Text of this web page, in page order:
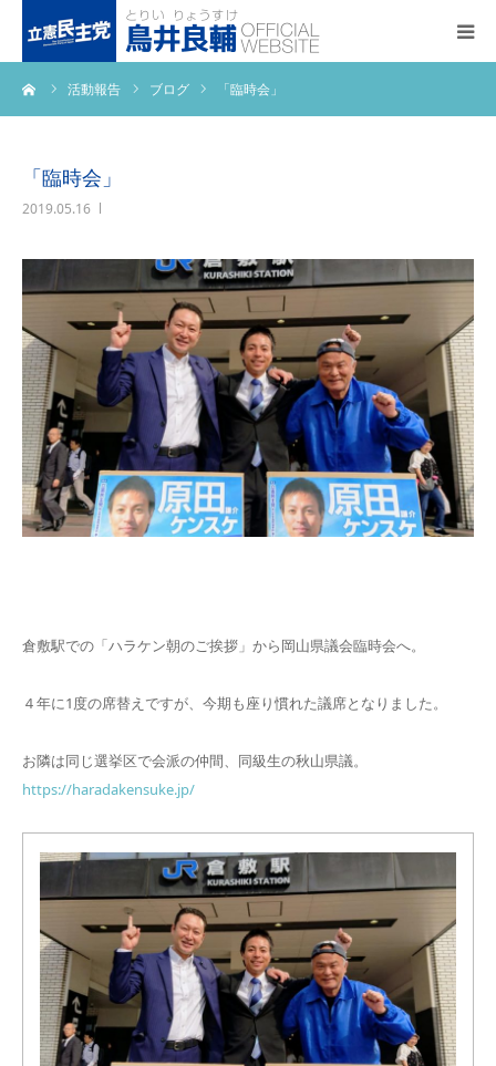
活動報告 ブログ 「臨時会」
「臨時会」
2019.05.16
倉敷駅での「ハラケン朝のご挨拶」から岡山県議会臨時会へ。
４年に1度の席替えですが、今期も座り慣れた議席となりました。
お隣は同じ選挙区で会派の仲間、同級生の秋山県議。
https://haradakensuke.jp/
トップページ
プロフィール
事務所アクセス
活動報告